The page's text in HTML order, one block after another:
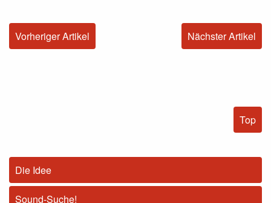
Nächster Artikel
Vorheriger Artikel
Top
Die Idee
Sound-Suche!